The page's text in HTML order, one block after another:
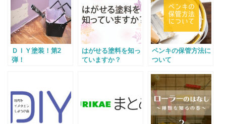
ＤＩＹ塗装！第2
弾！
はがせる塗料を知っ
ていますか？
ペンキの保管方法に
ついて